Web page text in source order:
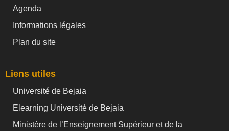
Agenda
Informations légales
Plan du site
Liens utiles
Université de Bejaia
Elearning Université de Bejaia
Ministère de l’Enseignement Supérieur et de la